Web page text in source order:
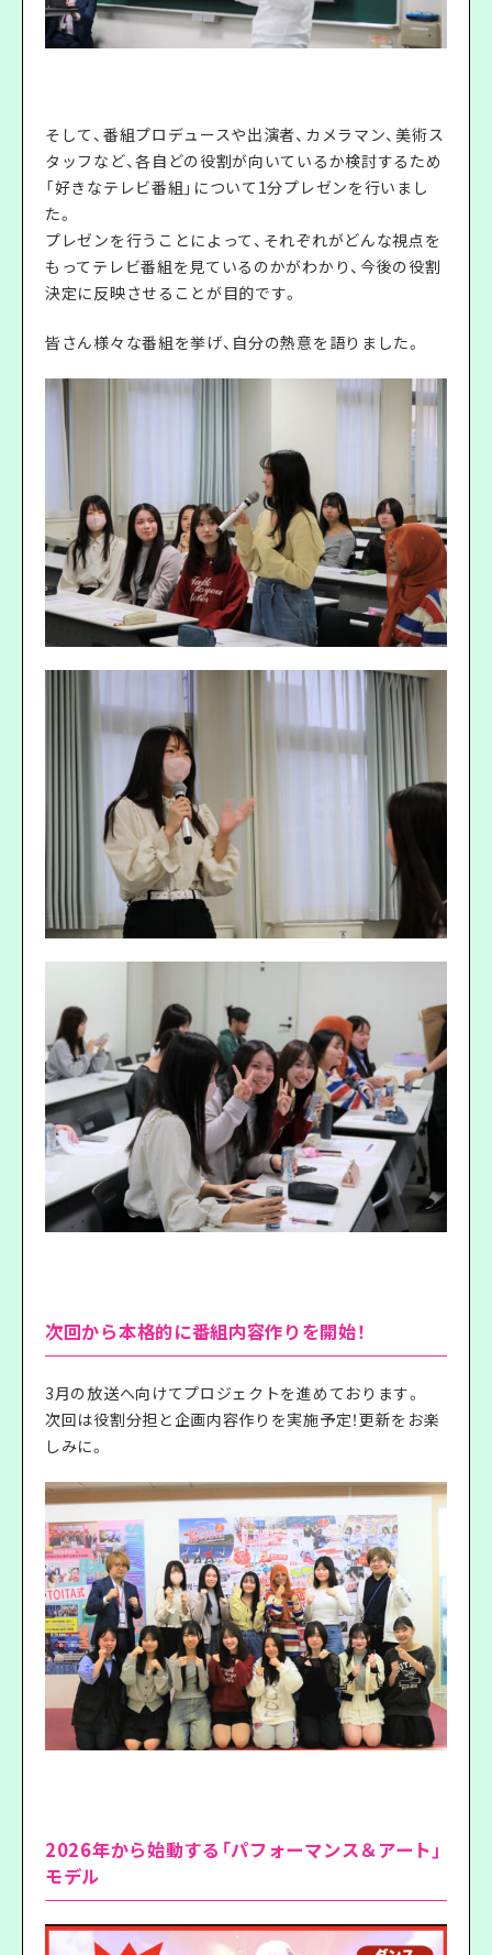
そして、番組プロデュースや出演者、カメラマン、美術ス
タッフなど、各自どの役割が向いているか検討するため
「好きなテレビ番組」について1分プレゼンを行いまし
た。
プレゼンを行うことによって、それぞれがどんな視点を
もってテレビ番組を見ているのかがわかり、今後の役割
決定に反映させることが目的です。
皆さん様々な番組を挙げ、自分の熱意を語りました。
次回から本格的に番組内容作りを開始！
3月の放送へ向けてプロジェクトを進めております。
次回は役割分担と企画内容作りを実施予定！更新をお楽
しみに。
2026年から始動する「パフォーマンス＆アート」
モデル